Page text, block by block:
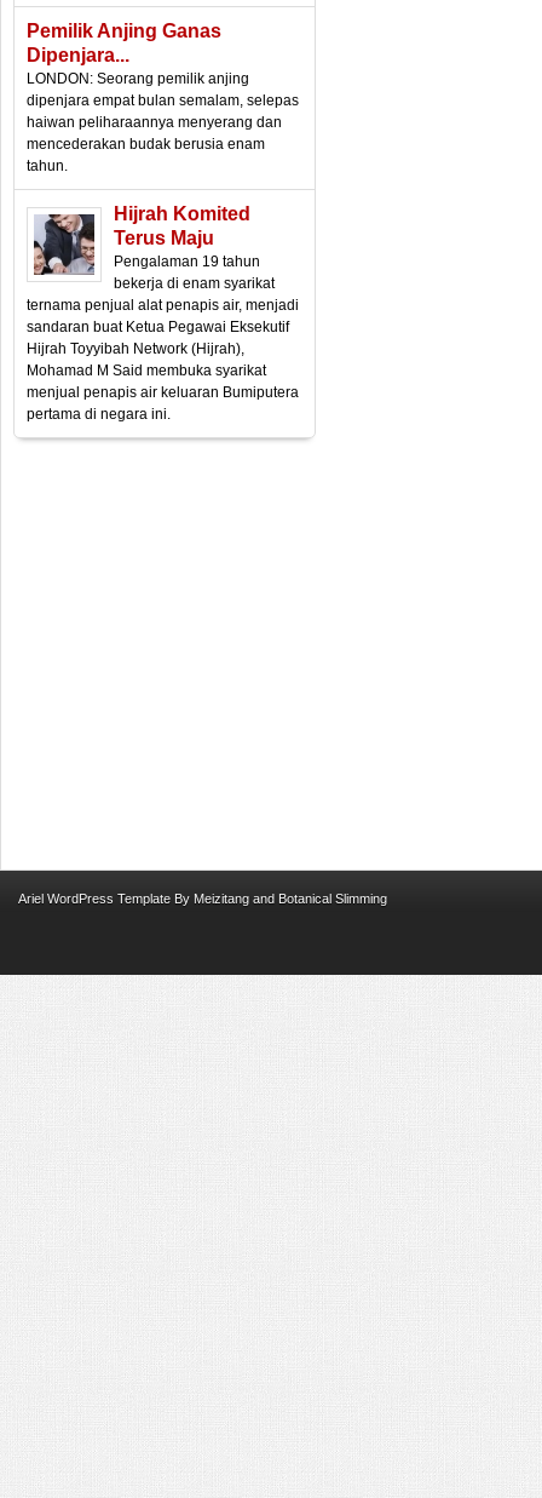
Pemilik Anjing Ganas
Dipenjara...
LONDON: Seorang pemilik anjing
dipenjara empat bulan semalam, selepas
haiwan peliharaannya menyerang dan
mencederakan budak berusia enam
tahun.
Hijrah Komited
Terus Maju
Pengalaman 19 tahun
bekerja di enam syarikat
ternama penjual alat penapis air, menjadi
sandaran buat Ketua Pegawai Eksekutif
Hijrah Toyyibah Network (Hijrah),
Mohamad M Said membuka syarikat
menjual penapis air keluaran Bumiputera
pertama di negara ini.
Ariel WordPress Template By Meizitang and Botanical Slimming